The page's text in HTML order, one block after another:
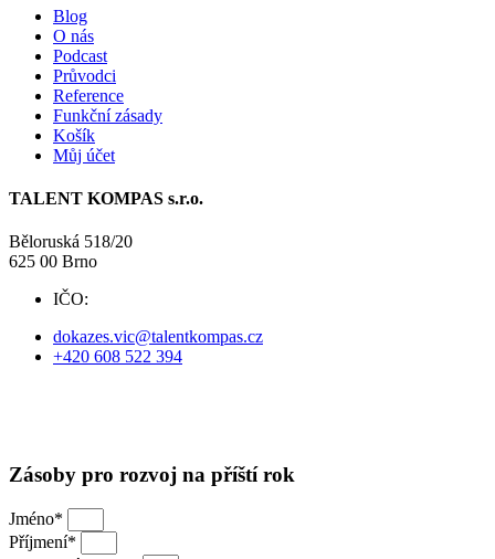
Blog
O nás
Podcast
Průvodci
Reference
Funkční zásady
Košík
Můj účet
TALENT KOMPAS s.r.o.
Běloruská 518/20
625 00 Brno
IČO:
dokazes.vic@talentkompas.cz
+420 608 522 394
Zásoby pro rozvoj na příští rok
Jméno*
Příjmení*